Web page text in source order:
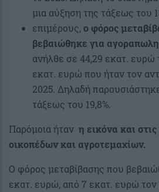
μια αύξηση της τάξεως του
επιμέρους, ο φόρος
βεβαιώθηκε για
ανήλθε σε 44,29 εκατ. ευρώ
εκατ. ευρώ που ήταν τον
2025. Δηλαδή
τάξεως του 19,8%.
Παρόμοια ήταν η εικόνα και
οικοπέδων και αγροτεμαχίων.
Ο φόρος μεταβίβασης που
εκατ. ευρώ, από 7 εκατ. ευρώ τον